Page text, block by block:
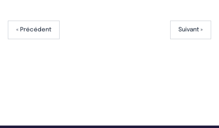
« Précédent Suivant »